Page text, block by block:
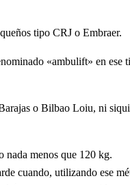
tipo CRJ o Embraer.
«ambulift» en ese
o Bilbao Loiu, ni
nada menos que 120 kg.
cuando, utilizando ese